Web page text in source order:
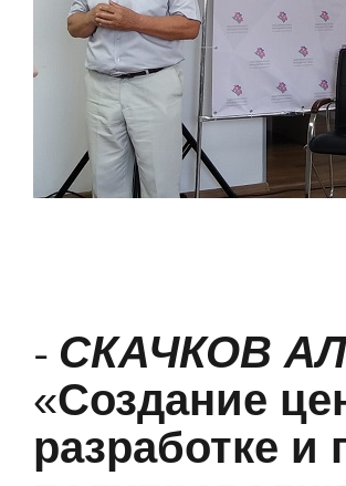
- СКАЧКОВ
«Создание
разработке и